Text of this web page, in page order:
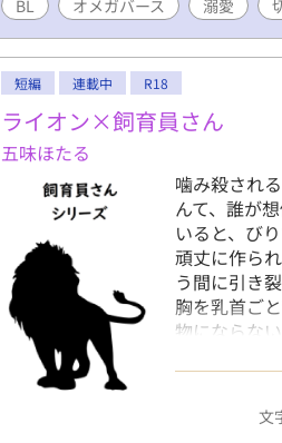
いるのは、どうしてか。 そして
るのだ。 執事の石丸は、孤独で
きたいと願ってきた。 最も謎め
筋肉質のアルファ男性。 少し長
に見える。 切れ長の目からの眼
身につけて現場に出る実行力が
える。 そんな誠のアシスタント
く。 それと同時に、深い恋
BL オメガバース 溺愛
短編 連載中 R18
ライオン×飼育員さん
五味ほたる
噛み殺され
んて、誰が
いると、び
頑丈に作ら
う間に引き
胸を乳首ご
物にならな
触にぞわっ
ただけたの
した。単品
Amazonで
文